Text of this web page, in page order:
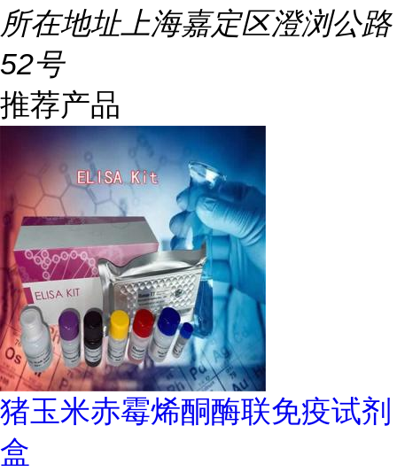
所在地址上海嘉定区澄浏公路
52号
推荐产品
猪玉米赤霉烯酮酶联免疫试剂
盒